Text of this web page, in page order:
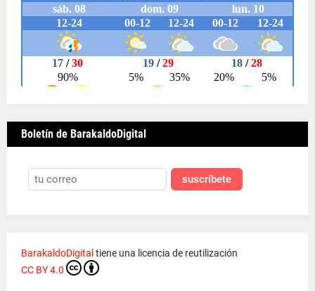
Boletín de BarakaldoDigital
suscríbete
BarakaldoDigital tiene una licencia de reutilización
CC BY 4.0